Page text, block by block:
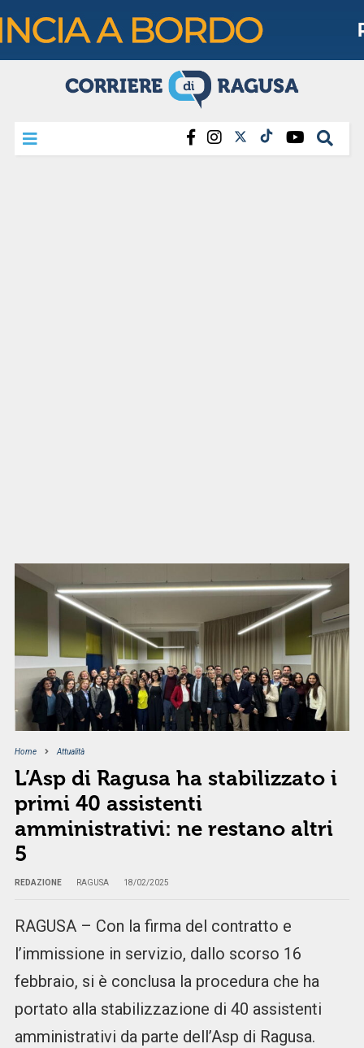
Home Attualità
L’Asp di Ragusa ha stabilizzato i
primi 40 assistenti
amministrativi: ne restano altri
5
REDAZIONE RAGUSA 18/02/2025
RAGUSA – Con la firma del contratto e
l’immissione in servizio, dallo scorso 16
febbraio, si è conclusa la procedura che ha
portato alla stabilizzazione di 40 assistenti
amministrativi da parte dell’Asp di Ragusa.